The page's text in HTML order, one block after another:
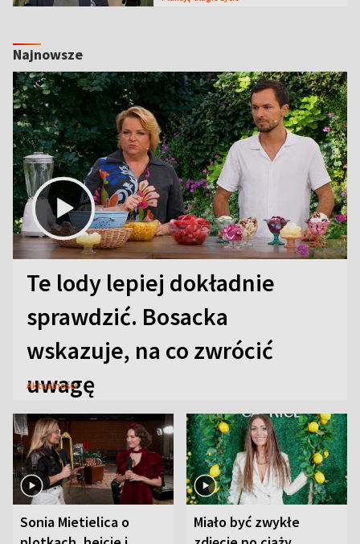
Najnowsze
Te lody lepiej dokładnie
sprawdzić. Bosacka
wskazuje, na co zwrócić
uwagę
Aktualności
Sonia Mietielica o
Miało być zwykłe